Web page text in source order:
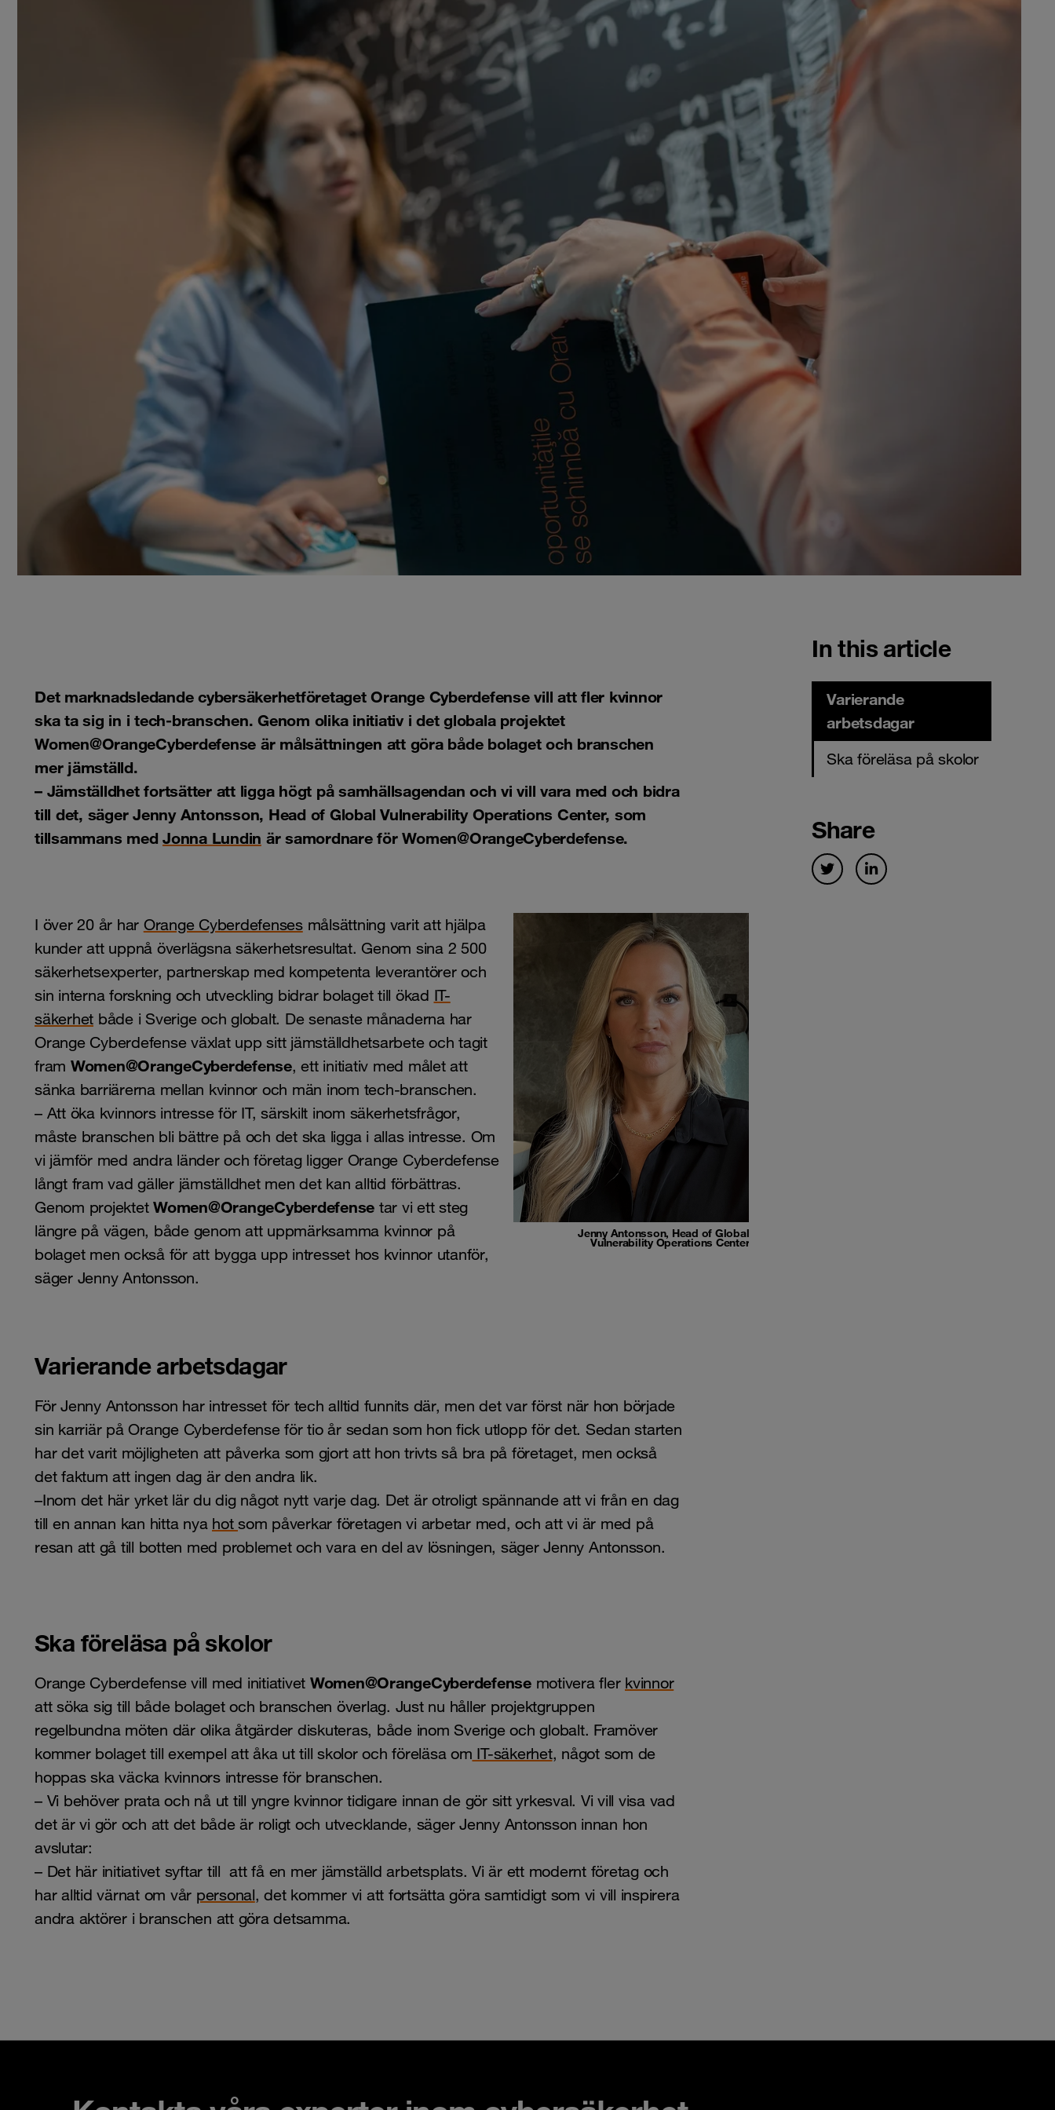
In this article
Varierande
arbetsdagar
Ska föreläsa på skolor
Share
Det marknadsledande cybersäkerhetföretaget Orange Cyberdefense vill att fler kvinnor
ska ta sig in i tech-branschen. Genom olika initiativ i det globala projektet
Women@OrangeCyberdefense är målsättningen att göra både bolaget och branschen
mer jämställd.
– Jämställdhet fortsätter att ligga högt på samhällsagendan och vi vill vara med och bidra
till det, säger Jenny Antonsson, Head of Global Vulnerability Operations Center, som
tillsammans med Jonna Lundin är samordnare för Women@OrangeCyberdefense.
Jenny Antonsson, Head of Global
Vulnerability Operations Center
I över 20 år har Orange Cyberdefensesmålsättning varit att hjälpa
kunder att uppnå överlägsna säkerhetsresultat. Genom sina 2 500
säkerhetsexperter, partnerskap med kompetenta leverantörer och
sin interna forskning och utveckling bidrar bolaget till ökad IT-
säkerhet både i Sverige och globalt. De senaste månaderna har
Orange Cyberdefense växlat upp sitt jämställdhetsarbete och tagit
fram Women@OrangeCyberdefense, ett initiativ med målet att
sänka barriärerna mellan kvinnor och män inom tech-branschen.
– Att öka kvinnors intresse för IT, särskilt inom säkerhetsfrågor,
måste branschen bli bättre på och det ska ligga i allas intresse. Om
vi jämför med andra länder och företag ligger Orange Cyberdefense
långt fram vad gäller jämställdhet men det kan alltid förbättras.
Genom projektet Women@OrangeCyberdefense tar vi ett steg
längre på vägen, både genom att uppmärksamma kvinnor på
bolaget men också för att bygga upp intresset hos kvinnor utanför,
säger Jenny Antonsson.
Varierande arbetsdagar
För Jenny Antonsson har intresset för tech alltid funnits där, men det var först när hon började
sin karriär på Orange Cyberdefense för tio år sedan som hon fick utlopp för det. Sedan starten
har det varit möjligheten att påverka som gjort att hon trivts så bra på företaget, men också
det faktum att ingen dag är den andra lik.
–Inom det här yrket lär du dig något nytt varje dag. Det är otroligt spännande att vi från en dag
till en annan kan hitta nya hot som påverkar företagen vi arbetar med, och att vi är med på
resan att gå till botten med problemet och vara en del av lösningen, säger Jenny Antonsson.
Ska föreläsa på skolor
Orange Cyberdefense vill med initiativet Women@OrangeCyberdefensemotivera fler kvinnor
att söka sig till både bolaget och branschen överlag. Just nu håller projektgruppen
regelbundna möten där olika åtgärder diskuteras, både inom Sverige och globalt. Framöver
kommer bolaget till exempel att åka ut till skolor och föreläsa om IT-säkerhet, något som de
hoppas ska väcka kvinnors intresse för branschen.
– Vi behöver prata och nå ut till yngre kvinnor tidigare innan de gör sitt yrkesval. Vi vill visa vad
det är vi gör och att det både är roligt och utvecklande, säger Jenny Antonsson innan hon
avslutar:
– Det här initiativet syftar till att få en mer jämställd arbetsplats. Vi är ett modernt företag och
har alltid värnat om vår personal, det kommer vi att fortsätta göra samtidigt som vi vill inspirera
andra aktörer i branschen att göra detsamma.